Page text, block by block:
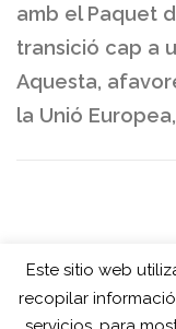
amb el Paquet
transició cap a
Aquesta,
la Unió
Este sitio web
recopilar